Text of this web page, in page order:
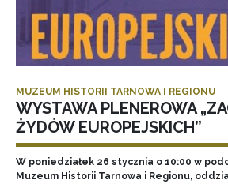
MUZEUM HISTORII TARNOWA I REGIONU
WYSTAWA PLENEROWA
ŻYDÓW EUROPEJSKICH”
W poniedziałek 26 stycznia o 10:00 w
Muzeum Historii Tarnowa i Regionu,